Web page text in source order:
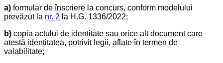
a) formular de înscriere la concurs, conform modelului
prevăzut la nr. 2 la H.G. 1336/2022;
b) copia actului de identitate sau orice alt document care
atestă identitatea, potrivit legii, aflate în termen de
valabilitate;